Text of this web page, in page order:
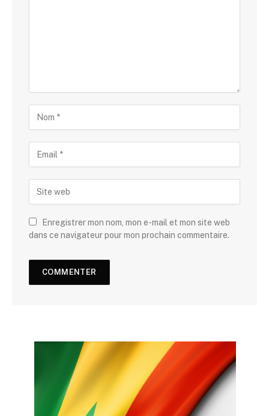
Enregistrer mon nom, mon e-mail et mon site web
dans ce navigateur pour mon prochain commentaire.